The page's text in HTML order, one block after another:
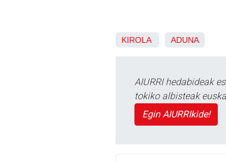
KIROLA ADUNA
AIURRI hedabideak
tokiko albisteak
Egin AIURRIkide!